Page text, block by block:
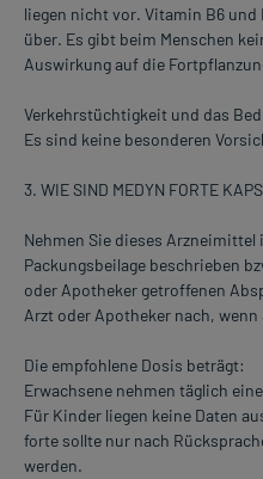
liegen nicht vor. Vitamin B6 und
über. Es gibt beim Menschen
Auswirkung auf die
Verkehrstüchtigkeit und das
Es sind keine besonderen
3. WIE SIND MEDYN FORTE
Nehmen Sie dieses
Packungsbeilage beschrieben
oder Apotheker getroffenen
Arzt oder Apotheker nach,
Die empfohlene Dosis beträgt:
Erwachsene nehmen täglich
Für Kinder liegen keine Daten
forte sollte nur nach
werden.